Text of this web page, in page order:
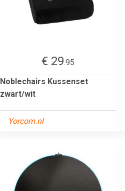
€ 29.95
Noblechairs Kussenset
zwart/wit
Yorcom.nl